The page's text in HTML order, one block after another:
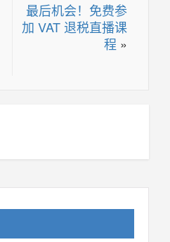
最后机会！免费参
加 VAT 退税直播课
程 »